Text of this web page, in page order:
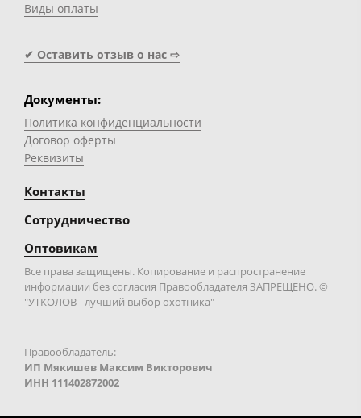
Виды оплаты
✔ Оставить отзыв о нас ⇨
Документы:
Политика конфиденциальности
Договор оферты
Реквизиты
Контакты
Сотрудничество
Оптовикам
Все права защищены. Копирование и распространение
информации без согласия Правообладателя ЗАПРЕЩЕНО. ©
"УТКОЛОВ - лучший выбор охотника"
Правообладатель:
ИП Мякишев Максим Викторович
ИНН 111402872002